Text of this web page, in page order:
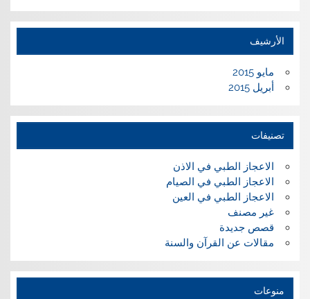
الأرشيف
مايو 2015
أبريل 2015
تصنيفات
الاعجاز الطبي في الاذن
الاعجاز الطبي في الصيام
الاعجاز الطبي في العين
غير مصنف
قصص جديدة
مقالات عن القرآن والسنة
منوعات